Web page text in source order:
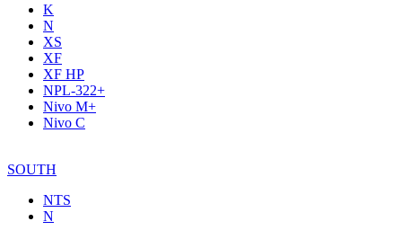
K
N
XS
XF
XF НР
NPL-322+
Nivo M+
Nivo C
SOUTH
NTS
N